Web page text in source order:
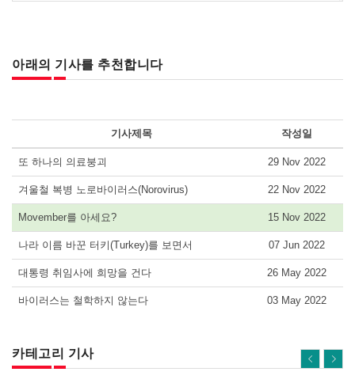
아래의 기사를 추천합니다
기사제목 작성일
또 하나의 의료붕괴 29 Nov 2022
겨울철 복병 노로바이러스(Norovirus) 22 Nov 2022
Movember를 아세요? 15 Nov 2022
나라 이름 바꾼 터키(Turkey)를 보면서 07 Jun 2022
대통령 취임사에 희망을 건다 26 May 2022
바이러스는 철학하지 않는다 03 May 2022
카테고리 기사